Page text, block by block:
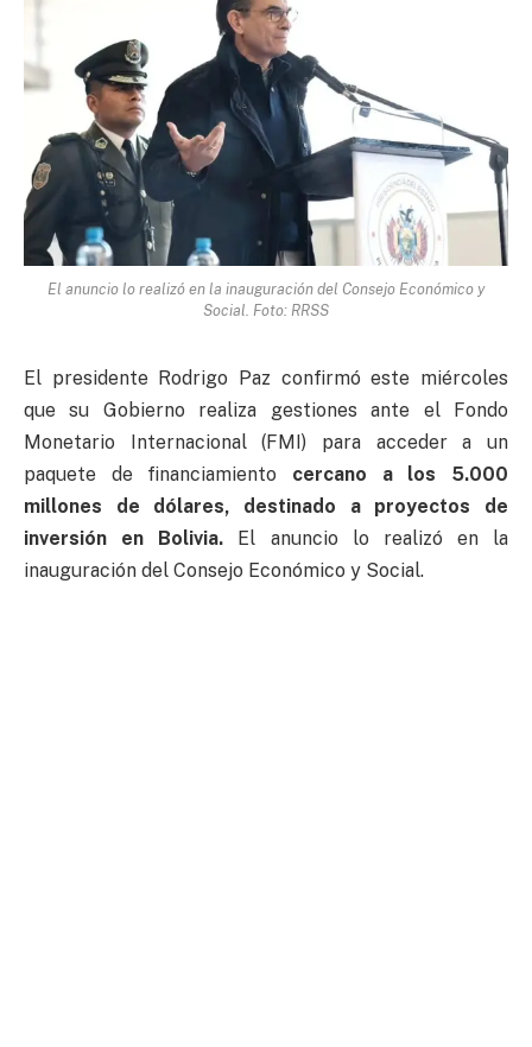
El anuncio lo realizó en la inauguración del Consejo Económico y
Social. Foto: RRSS
El presidente Rodrigo Paz confirmó este miércoles
que su Gobierno realiza gestiones ante el Fondo
Monetario Internacional (FMI) para acceder a un
paquete de financiamiento cercano a los 5.000
millones de dólares, destinado a proyectos de
inversión en Bolivia. El anuncio lo realizó en la
inauguración del Consejo Económico y Social.